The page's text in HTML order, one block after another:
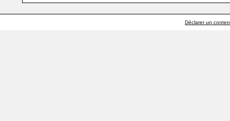
Déclarer un